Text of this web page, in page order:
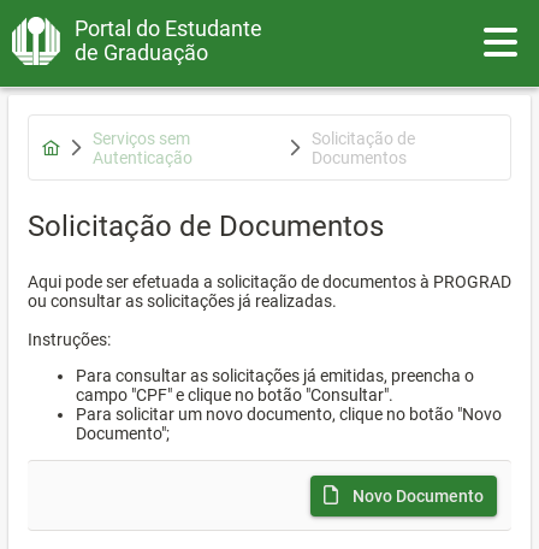
Portal do Estudante
de Graduação
Serviços sem
Autenticação
Solicitação de
Documentos
Solicitação de Documentos
Aqui pode ser efetuada a solicitação de documentos à PROGRAD
ou consultar as solicitações já realizadas.
Instruções:
Para consultar as solicitações já emitidas, preencha o
campo "CPF" e clique no botão "Consultar".
Para solicitar um novo documento, clique no botão "Novo
Documento";
Novo Documento